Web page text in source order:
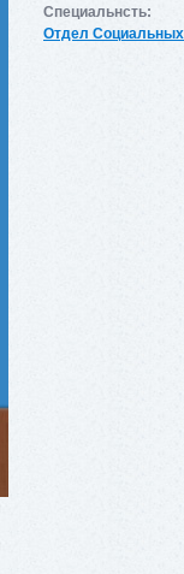
Специальнсть:
Отдел Социальных,